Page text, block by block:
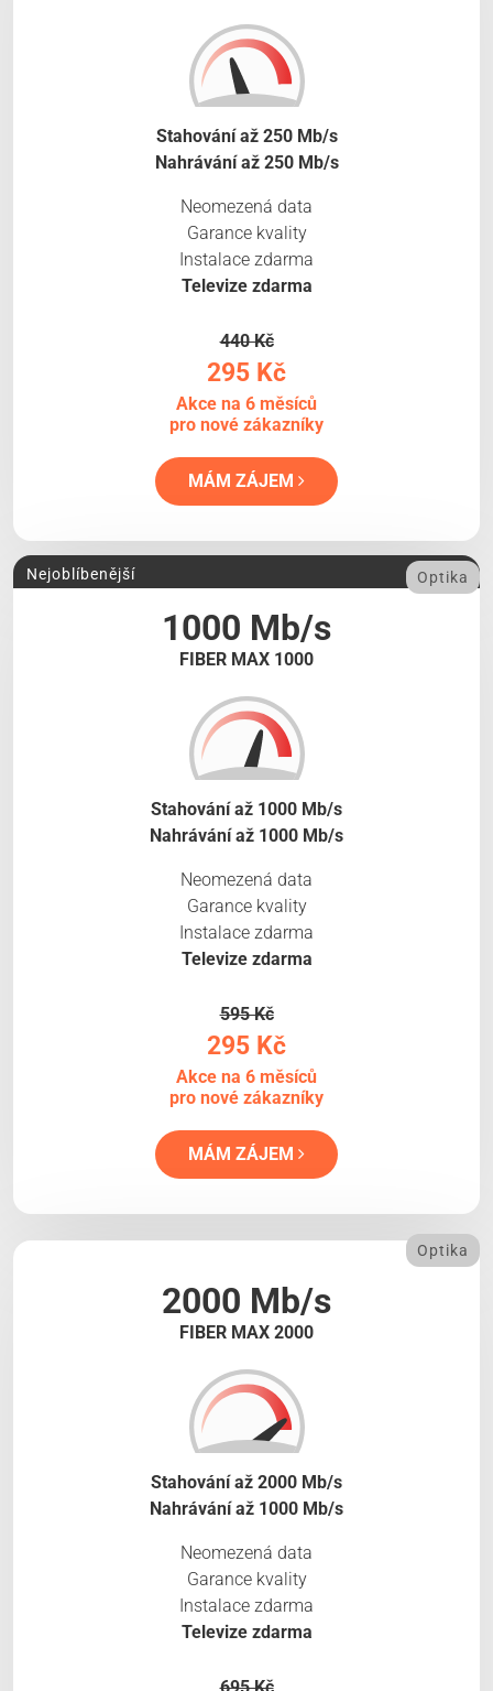
Stahování až 250 Mb/s
Nahrávání až 250 Mb/s
Neomezená data
Garance kvality
Instalace zdarma
Televize zdarma
440 Kč
295 Kč
Akce na 6 měsíců
pro nové zákazníky
MÁM ZÁJEM
1000 Mb/s
FIBER MAX 1000
Nejoblíbenější Optika
Stahování až 1000 Mb/s
Nahrávání až 1000 Mb/s
Neomezená data
Garance kvality
Instalace zdarma
Televize zdarma
595 Kč
295 Kč
Akce na 6 měsíců
pro nové zákazníky
MÁM ZÁJEM
2000 Mb/s
FIBER MAX 2000
Optika
Stahování až 2000 Mb/s
Nahrávání až 1000 Mb/s
Neomezená data
Garance kvality
Instalace zdarma
Televize zdarma